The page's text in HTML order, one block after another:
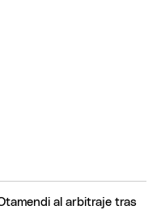
al arbitraje tras